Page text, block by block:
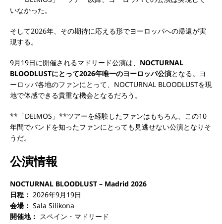
いなかった。
そして2026年、その期待に応える形でヨーロッパへの帰還が実
現する。
9月19日に開催されるマドリード公演は、 NOCTURNAL
BLOODLUSTにとって2026年唯一のヨーロッパ公演となる。ヨ
ーロッパ各地のファンにとって、NOCTURNAL BLOODLUSTを現
地で体感できる貴重な機会となるだろう。
**「DEIMOS」**ツアーを経験したファンはもちろん、この10
年間でバンドを知ったファンにとっても見逃せない公演となりそ
うだ。
公演情報
NOCTURNAL BLOODLUST – Madrid 2026
日程： 2026年9月19日
会場： Sala Silikona
開催地： スペイン・マドリード